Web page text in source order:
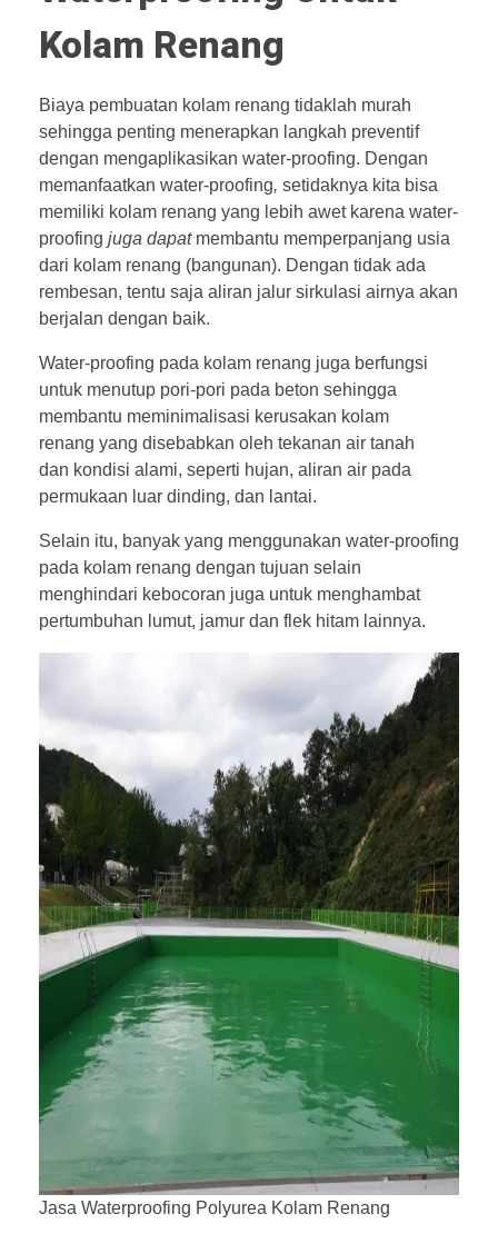
Kolam Renang
Biaya pembuatan kolam renang tidaklah murah
sehingga penting menerapkan langkah preventif
dengan mengaplikasikan water-proofing. Dengan
memanfaatkan water-proofing, setidaknya kita bisa
memiliki kolam renang yang lebih awet karena water-
proofing juga dapat membantu memperpanjang usia
dari kolam renang (bangunan). Dengan tidak ada
rembesan, tentu saja aliran jalur sirkulasi airnya akan
berjalan dengan baik.
Water-proofing pada kolam renang juga berfungsi
untuk menutup pori-pori pada beton sehingga
membantu meminimalisasi kerusakan kolam
renang yang disebabkan oleh tekanan air tanah
dan kondisi alami, seperti hujan, aliran air pada
permukaan luar dinding, dan lantai.
Selain itu, banyak yang menggunakan water-proofing
pada kolam renang dengan tujuan selain
menghindari kebocoran juga untuk menghambat
pertumbuhan lumut, jamur dan flek hitam lainnya.
Jasa Waterproofing Polyurea Kolam Renang